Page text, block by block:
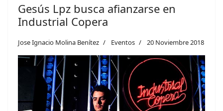
Gesús Lpz busca afianzarse en
Industrial Copera
Jose Ignacio Molina Benítez Eventos 20 Noviembre 2018